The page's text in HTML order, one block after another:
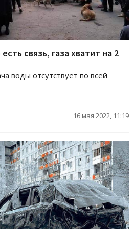
связь, газа хватит на 2
воды отсутствует по всей
16 мая 2022, 11:19